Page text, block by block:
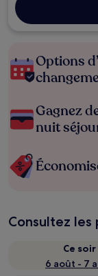
Options
Gagnez
nuit
Consultez les
Ce soir
6 août - 7